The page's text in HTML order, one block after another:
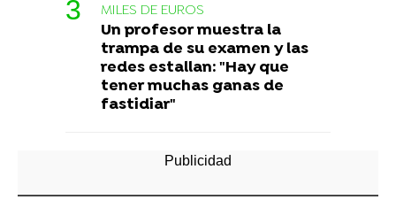
MILES DE EUROS
Un profesor muestra la
trampa de su examen y las
redes estallan: "Hay que
tener muchas ganas de
fastidiar"